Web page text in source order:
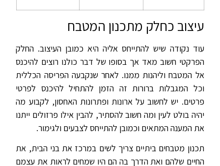
עיצוב כחלק מתכנון המטבח
עוד נקודה שיש להתייחס אליה היא כמובן העיצוב. החלק
הפרקטי חשוב מאד אך בסופו של דבר כולנו רוצים להיכנס
אל המטבח וליהנות ממנו. לאחר שנקבעה הפריסה הכללית
וכל המגבלות ברורות זה הזמן להתחיל להיכנס לפרטי
פרטים. יש לחשוב על ארונות ופתרונות האחסון, לקבוע מה
יהיה בולט לעין ומה חשוב להסתיר, להבין אילו פרזולים ייתנו
את המענה המתאים וכמובן להתייחס לצבעים ולגימור.
תכנון מטבחים ביתיים צריך לשים במרכז את בני הבית, את
החיים שלהם ואת הדרך בה הם היו שמחים לראות את עצמם